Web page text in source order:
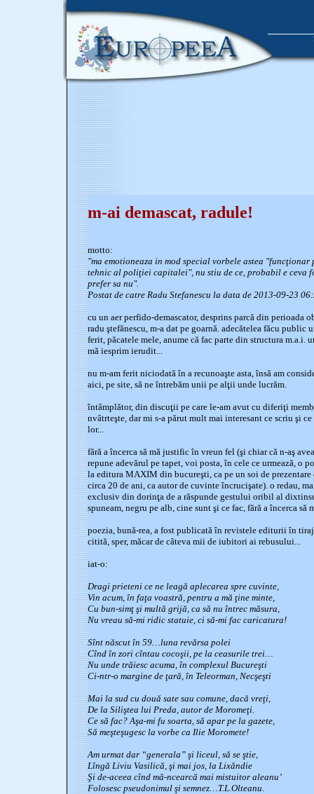
m-ai demascat, radule!
motto:
"ma emotioneaza in mod special vorbele astea
tehnic al poliţiei capitalei", nu stiu de ce, probabil e ceva
prefer sa nu".
Postat de catre Radu Stefanescu la data de 2013-09-23
cu un aer perfido-demascator, desprins parcă din perioada
radu ştefănescu, m-a dat pe goarnă. adecătelea făcu public
ferit, păcatele mele, anume că fac parte din structura m.a.i.
mă iesprim ierudit...
nu m-am ferit niciodată în a recunoaşte asta, însă am
aici, pe site, să ne întrebăm unii pe alţii unde lucrăm.
întâmplător, din discuţii pe care le-am avut cu diferiţi
nvâtrteşte, dar mi s-a părut mult mai interesant ce scriu şi
lor...
fără a încerca să mă justific în vreun fel (şi chiar că n-aş
repune adevărul pe tapet, voi posta, în cele ce urmează, o
la editura MAXIM din bucureşti, ca pe un soi de
circa 20 de ani, ca autor de cuvinte încrucişate). o redau,
exclusiv din dorinţa de a răspunde gestului oribil al
spuneam, negru pe alb, cine sunt şi ce fac, fără a încerca să
poezia, bună-rea, a fost publicată în revistele editurii în
citită, sper, măcar de câteva mii de iubitori ai rebusului...
iat-o:
Dragi prieteni ce ne leagă aplecarea spre cuvinte,
Vin acum, în faţa voastră, pentru a mă ţine minte,
Cu bun-simţ şi multă grijă, ca să nu întrec măsura,
Nu vreau să-mi ridic statuie, ci să-mi fac caricatura!
Sînt născut în 59…luna revărsa polei
Cînd în zori cîntau cocoşii, pe la ceasurile trei…
Nu unde trăiesc acuma, în complexul Bucureşti
Ci-ntr-o margine de ţară, în Teleorman, Necşeşti
Mai la sud cu două sate sau comune, dacă vreţi,
De la Siliştea lui Preda, autor de Moromeţi.
Ce să fac? Aşa-mi fu soarta, să apar pe la gazete,
Să meşteşugesc la vorbe ca Ilie Moromete!
Am urmat dar “generala” şi liceul, să se ştie,
Lîngă Liviu Vasilică, şi mai jos, la Lixăndie
Şi de-aceea cînd mă-ncearcă mai mistuitor aleanu’
Folosesc pseudonimul şi semnez…T.L.Olteanu.